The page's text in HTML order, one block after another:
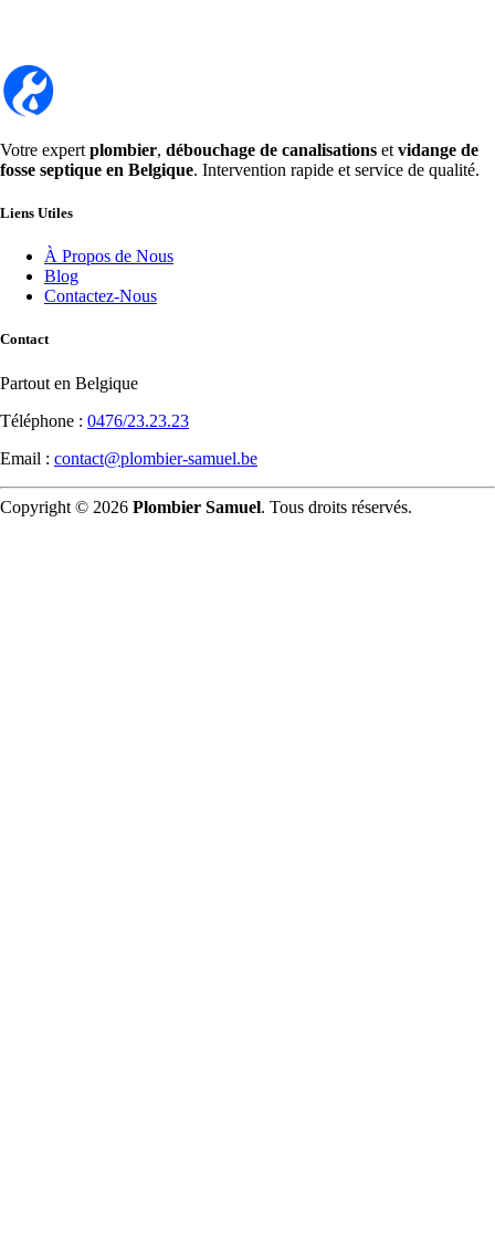
Votre expert plombier, débouchage de canalisations et vidange de
fosse septique en Belgique. Intervention rapide et service de qualité.
Liens Utiles
À Propos de Nous
Blog
Contactez-Nous
Contact
Partout en Belgique
Téléphone : 0476/23.23.23
Email : contact@plombier-samuel.be
Copyright © 2026 Plombier Samuel. Tous droits réservés.